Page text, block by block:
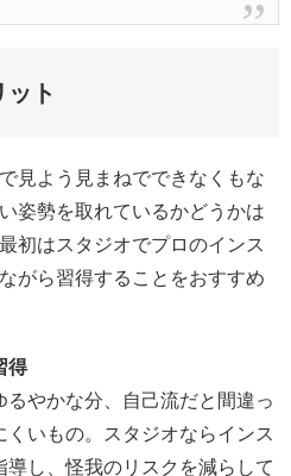
ト
見よう見まねでできなくもな
姿勢を取れているかどうかは
初はスタジオでプロのインス
がら習得することをおすすめ
得
るやかな分、自己流だと間違っ
くいもの。スタジオならインス
導し、怪我のリスクを減らして